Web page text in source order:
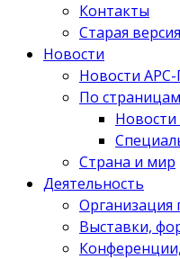
Контакты
Старая
Новости
Новости
По
Новости
Страна и мир
Деятельность
Организация
Выставки,